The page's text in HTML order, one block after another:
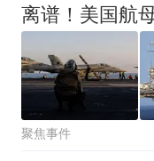
聚焦事件